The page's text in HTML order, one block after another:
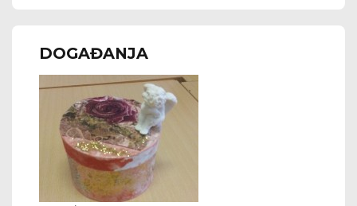
DOGAĐANJA